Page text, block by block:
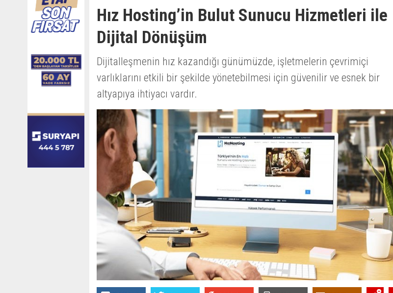
Hız Hosting’in Bulut Sunucu Hizmetleri ile
Dijital Dönüşüm
Dijitalleşmenin hız kazandığı günümüzde, işletmelerin çevrimiçi
varlıklarını etkili bir şekilde yönetebilmesi için güvenilir ve esnek bir
altyapıya ihtiyacı vardır.